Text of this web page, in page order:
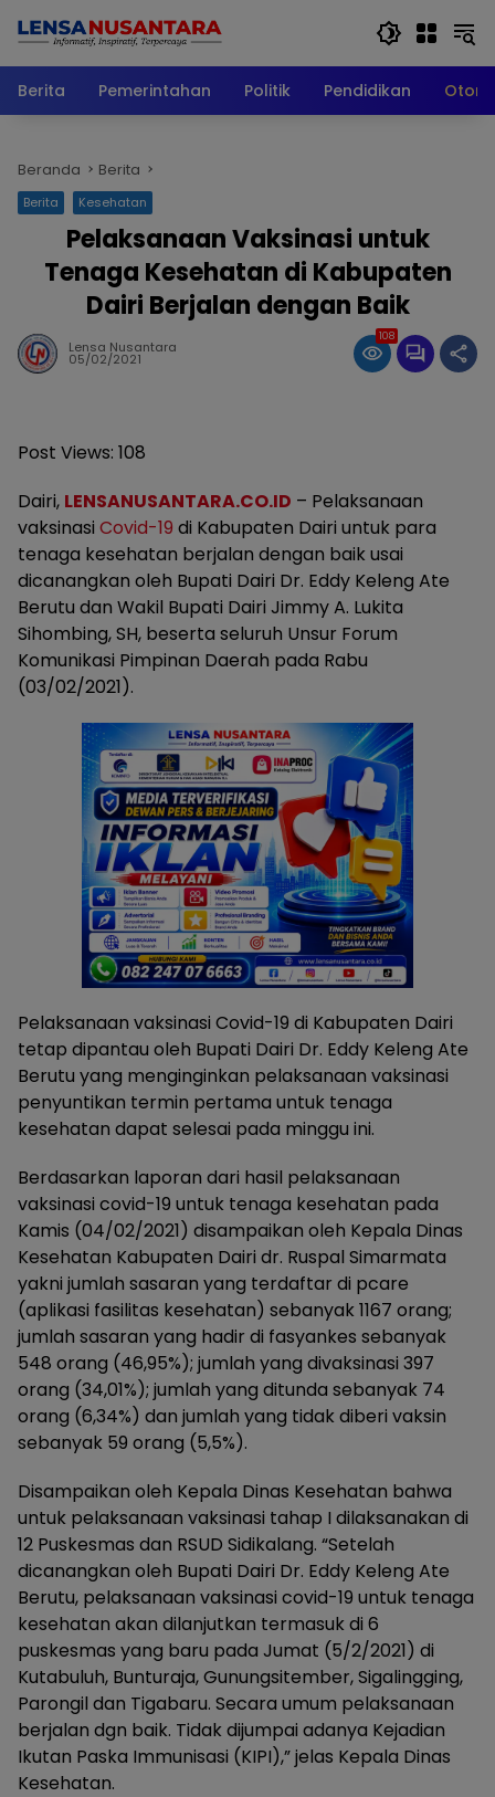
Berita
Pemerintahan Politik Pendidikan
Beranda Berita
Berita Kesehatan
Pelaksanaan Vaksinasi untuk
Tenaga Kesehatan di Kabupaten
Dairi Berjalan dengan Baik
Lensa Nusantara
05/02/2021
108
Post Views: 108
Dairi, LENSANUSANTARA.CO.ID – Pelaksanaan
vaksinasi Covid-19 di Kabupaten Dairi untuk para
tenaga kesehatan berjalan dengan baik usai
dicanangkan oleh Bupati Dairi Dr. Eddy Keleng Ate
Berutu dan Wakil Bupati Dairi Jimmy A. Lukita
Sihombing, SH, beserta seluruh Unsur Forum
Komunikasi Pimpinan Daerah pada Rabu
(03/02/2021).
Pelaksanaan vaksinasi Covid-19 di Kabupaten Dairi
tetap dipantau oleh Bupati Dairi Dr. Eddy Keleng Ate
Berutu yang menginginkan pelaksanaan vaksinasi
penyuntikan termin pertama untuk tenaga
kesehatan dapat selesai pada minggu ini.
Berdasarkan laporan dari hasil pelaksanaan
vaksinasi covid-19 untuk tenaga kesehatan pada
Kamis (04/02/2021) disampaikan oleh Kepala Dinas
Kesehatan Kabupaten Dairi dr. Ruspal Simarmata
yakni jumlah sasaran yang terdaftar di pcare
(aplikasi fasilitas kesehatan) sebanyak 1167 orang;
jumlah sasaran yang hadir di fasyankes sebanyak
548 orang (46,95%); jumlah yang divaksinasi 397
orang (34,01%); jumlah yang ditunda sebanyak 74
orang (6,34%) dan jumlah yang tidak diberi vaksin
sebanyak 59 orang (5,5%).
Disampaikan oleh Kepala Dinas Kesehatan bahwa
untuk pelaksanaan vaksinasi tahap I dilaksanakan di
12 Puskesmas dan RSUD Sidikalang. “Setelah
dicanangkan oleh Bupati Dairi Dr. Eddy Keleng Ate
Berutu, pelaksanaan vaksinasi covid-19 untuk tenaga
kesehatan akan dilanjutkan termasuk di 6
puskesmas yang baru pada Jumat (5/2/2021) di
Kutabuluh, Bunturaja, Gunungsitember, Sigalingging,
Parongil dan Tigabaru. Secara umum pelaksanaan
berjalan dgn baik. Tidak dijumpai adanya Kejadian
Ikutan Paska Immunisasi (KIPI),” jelas Kepala Dinas
Kesehatan.